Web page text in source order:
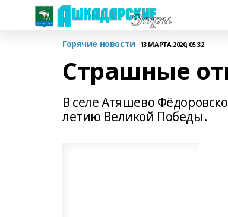
Горячие новости 13 МАРТА 2020, 05:32
Страшные
В селе Атяшево
летию Великой Победы.